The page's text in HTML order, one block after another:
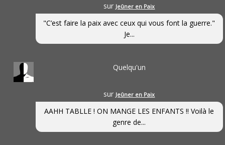
sur Jeûner en Paix
"C’est faire la paix avec ceux qui vous font la guerre."
Je...
Quelqu'un
sur Jeûner en Paix
AAHH TABLLE ! ON MANGE LES ENFANTS !! Voilà le
genre de...